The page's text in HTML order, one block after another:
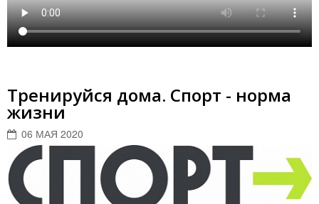
Тренируйся дома. Спорт - норма
жизни
06 МАЯ 2020